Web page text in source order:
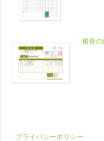
横長の
プライバシーポリシー